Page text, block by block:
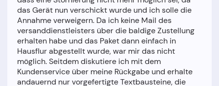
das Gerät nun verschickt wurde und ich solle die
Annahme verweigern. Da ich keine Mail des
versanddienstleisters über die baldige Zustellung
erhalten habe und das Paket dann einfach in
Hausflur abgestellt wurde, war mir das nicht
möglich. Seitdem diskutiere ich mit dem
Kundenservice über meine Rückgabe und erhalte
andauernd nur vorgefertigte Textbausteine, die